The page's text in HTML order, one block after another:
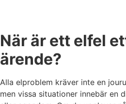
När är ett elfel
ärende?
Alla elproblem kräver inte en
men vissa situationer innebär en